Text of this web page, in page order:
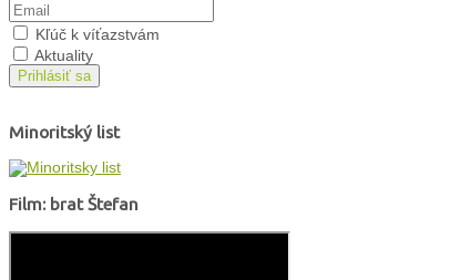
Kľúč k víťazstvám
Aktuality
Prihlásiť sa
Minoritský list
Film: brat Štefan